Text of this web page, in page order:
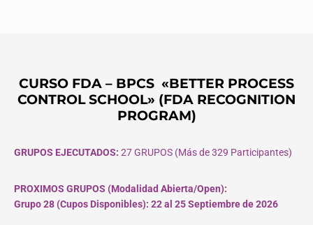
CURSO FDA – BPCS «BETTER PROCESS
CONTROL SCHOOL» (FDA RECOGNITION
PROGRAM)
GRUPOS EJECUTADOS: 27 GRUPOS (Más de 329 Participantes)
PROXIMOS GRUPOS (Modalidad Abierta/Open):
Grupo 28 (Cupos Disponibles): 22 al 25 Septiembre de 2026